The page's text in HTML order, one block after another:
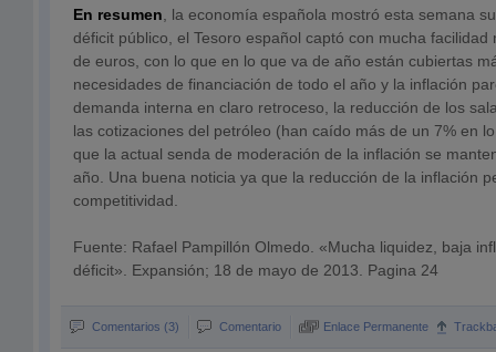
En resumen , la economía española mostró esta semana
déficit público, el Tesoro español captó con mucha facilidad
de euros, con lo que en lo que va de año están cubiertas
necesidades de financiación de todo el año y la inflación
demanda interna en claro retroceso, la reducción de los
las cotizaciones del petróleo (han caído más de un 7% en
que la actual senda de moderación de la inflación se
año. Una buena noticia ya que la reducción de la inflación
competitividad.
Fuente: Rafael Pampillón Olmedo. «Mucha liquidez, baja
déficit». Expansión; 18 de mayo de 2013. Pagina 24
Comentarios (3) Comentario Enlace Permanente